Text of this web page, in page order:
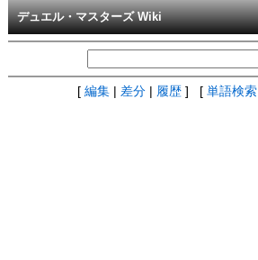
デュエル・マスターズ Wiki
[ 編集 差分 履歴 ] [ 単語検索